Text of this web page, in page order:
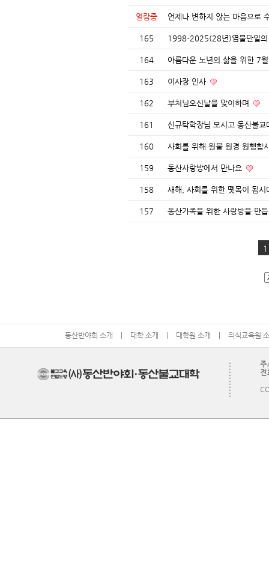
열람중 언제나 변하지 않는 마음으로
165 1998-2025(28년)염불만일의
164 아름다운 노년의 삶을 위한 7
163 이사장 인사
162 부처님오신날을 맞이하며
161 신규탁학장님 모시고 동산불
160 사회를 위해 원불 원경 원행합
159 동산사랑방에서 만나요
158 새해, 사회를 위한 뗏목이 됩
157 동산가족을 위한 사랑방을 만
1
동산반야회 소개 | 대학 소개 | 대학원 소개 | 의식교육원